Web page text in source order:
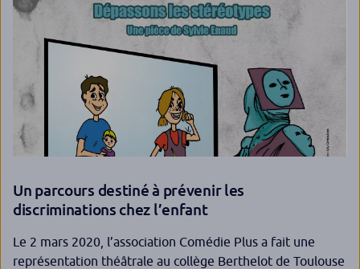
Un parcours destiné à prévenir les
discriminations chez l’enfant
Le 2 mars 2020, l’association Comédie Plus a fait une
représentation théâtrale au collège Berthelot de Toulouse